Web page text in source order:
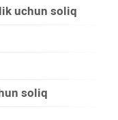
uchun soliq
soliq